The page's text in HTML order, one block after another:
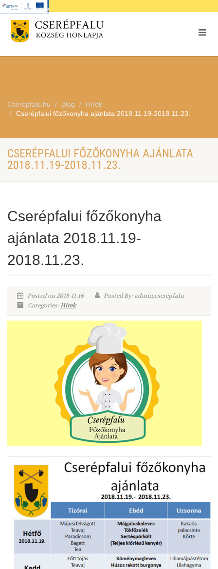
Cserepfalu.hu Blog
Hírek
Cserépfalui főzőkonyha ajánlata 2018.11.19-2018.11.23.
CSERÉPFALUI FŐZŐKONYHA AJÁNLATA
2018.11.19-2018.11.23.
Cserépfalui főzőkonyha
ajánlata 2018.11.19-
2018.11.23.
Posted on 2018-11-16
Posted By: admin.cserepfalu
Categories:Hírek